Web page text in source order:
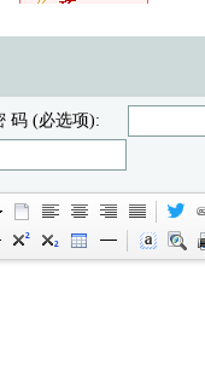
码 (必选项):